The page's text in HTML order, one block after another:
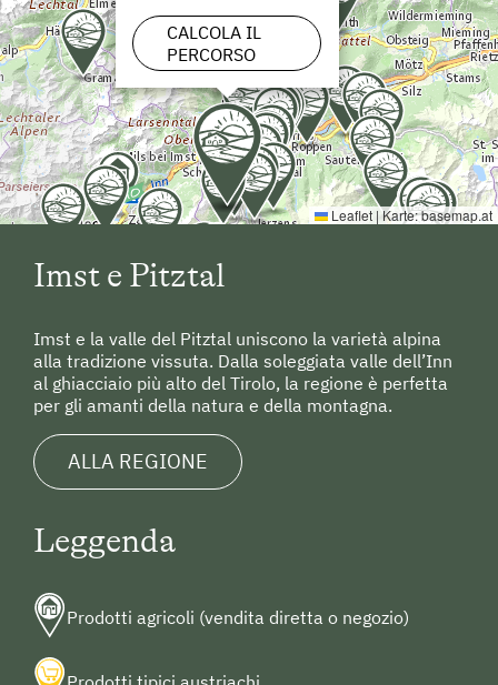
CALCOLA IL
PERCORSO
Leaflet |Karte:basemap.at
Imst e Pitztal
Imst e la valle del Pitztal uniscono la varietà alpina
alla tradizione vissuta. Dalla soleggiata valle dell’Inn
al ghiacciaio più alto del Tirolo, la regione è perfetta
per gli amanti della natura e della montagna.
ALLA REGIONE
Leggenda
Prodotti agricoli (vendita diretta o negozio)